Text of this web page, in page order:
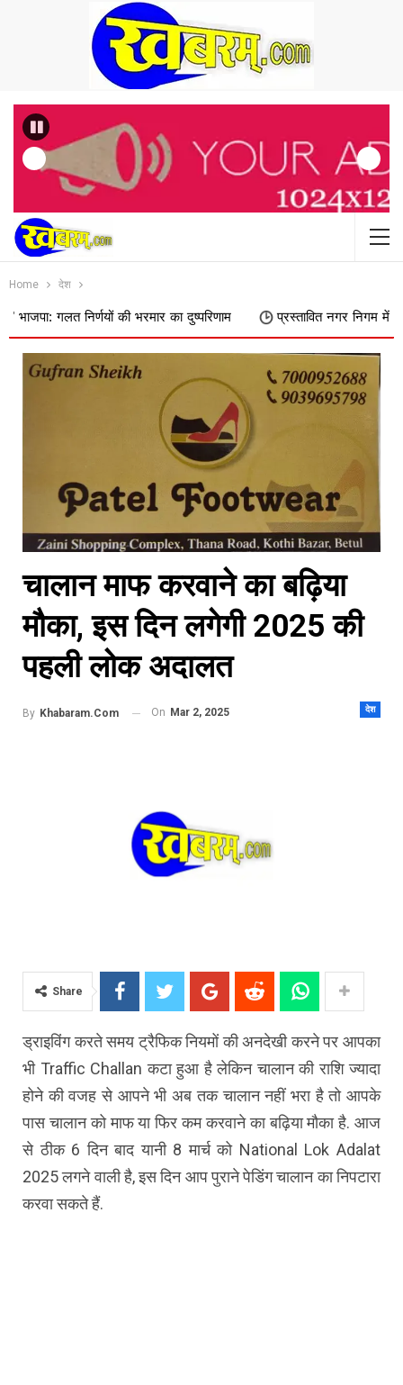
Previous
Home देश
की भरमार का दुष्परिणाम प्रस्तावित नगर निगम में शामिल किए
चालान माफ करवाने का बढ़िया
मौका, इस दिन लगेगी 2025 की
पहली लोक अदालत
देश
By Khabaram.Com On Mar 2, 2025
Share
ड्राइविंग करते समय ट्रैफिक नियमों की अनदेखी करने पर आपका
भी Traffic Challan कटा हुआ है लेकिन चालान की राशि ज्यादा
होने की वजह से आपने भी अब तक चालान नहीं भरा है तो आपके
पास चालान को माफ या फिर कम करवाने का बढ़िया मौका है. आज
से ठीक 6 दिन बाद यानी 8 मार्च को National Lok Adalat
2025 लगने वाली है, इस दिन आप पुराने पेडिंग चालान का निपटारा
करवा सकते हैं.